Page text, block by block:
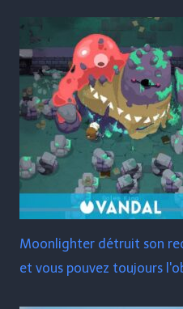
Moonlighter détruit son
et vous pouvez toujours